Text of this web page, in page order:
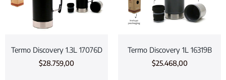
Termo Discovery 1.3L 17076D
$28.759,00
Termo Discovery 1L 16319B
$25.468,00